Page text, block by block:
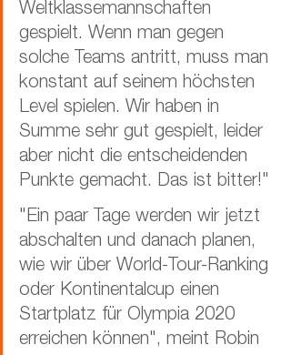
Weltklassemannschaften
gespielt. Wenn man gegen
solche Teams antritt, muss man
konstant auf seinem höchsten
Level spielen. Wir haben in
Summe sehr gut gespielt, leider
aber nicht die entscheidenden
Punkte gemacht. Das ist bitter!"
"Ein paar Tage werden wir jetzt
abschalten und danach planen,
wie wir über World-Tour-Ranking
oder Kontinentalcup einen
Startplatz für Olympia 2020
erreichen können", meint Robin